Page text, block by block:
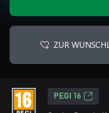
ZUR
PEGI 16